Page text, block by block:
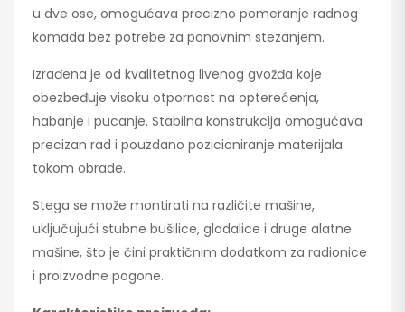
u dve ose, omogućava precizno pomeranje radnog
komada bez potrebe za ponovnim stezanjem.
Izrađena je od kvalitetnog livenog gvožđa koje
obezbeđuje visoku otpornost na opterećenja,
habanje i pucanje. Stabilna konstrukcija omogućava
precizan rad i pouzdano pozicioniranje materijala
tokom obrade.
Stega se može montirati na različite mašine,
uključujući stubne bušilice, glodalice i druge alatne
mašine, što je čini praktičnim dodatkom za radionice
i proizvodne pogone.